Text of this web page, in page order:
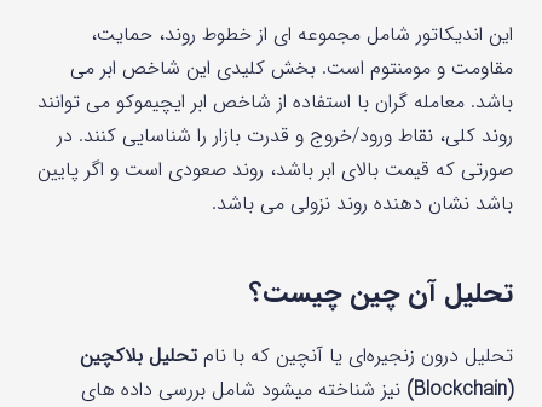
این اندیکاتور شامل مجموعه ای از خطوط روند، حمایت،
مقاومت و مومنتوم است. بخش کلیدی این شاخص ابر می
باشد. معامله گران با استفاده از شاخص ابر ایچیموکو می توانند
روند کلی، نقاط ورود/خروج و قدرت بازار را شناسایی کنند. در
صورتی که قیمت بالای ابر باشد، روند صعودی است و اگر پایین
باشد نشان دهنده روند نزولی می باشد.
تحلیل آن چین چیست؟
تحلیل درون‌ زنجیره‌ای یا آنچین که با نام تحلیل بلاکچین
(Blockchain)
نیز شناخته میشود شامل بررسی داده های